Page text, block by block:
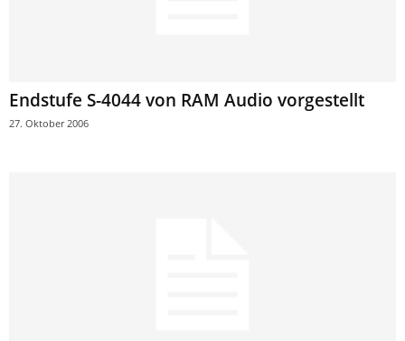
Endstufe S-4044 von RAM Audio vorgestellt
27. Oktober 2006